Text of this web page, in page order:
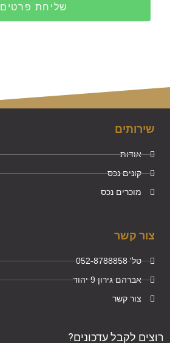
שליחת פרטים
שירותים
אודות
קונים נכס
מוכרים נכס
צור קשר
טל' 052-8788858
אברהם גירון 9 יהוד
צור קשר
רוצים לקבל עדכונים?